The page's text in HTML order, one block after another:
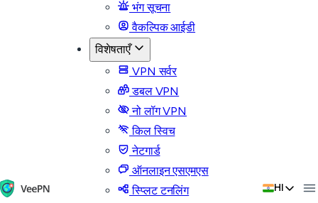
भंग सूचना
वैकल्पिक आईडी
विशेषताएँ
VPN सर्वर
डबल VPN
नो लॉग VPN
किल स्विच
नेटगार्ड
ऑनलाइन एसएमएस
स्प्लिट टनलिंग
HI